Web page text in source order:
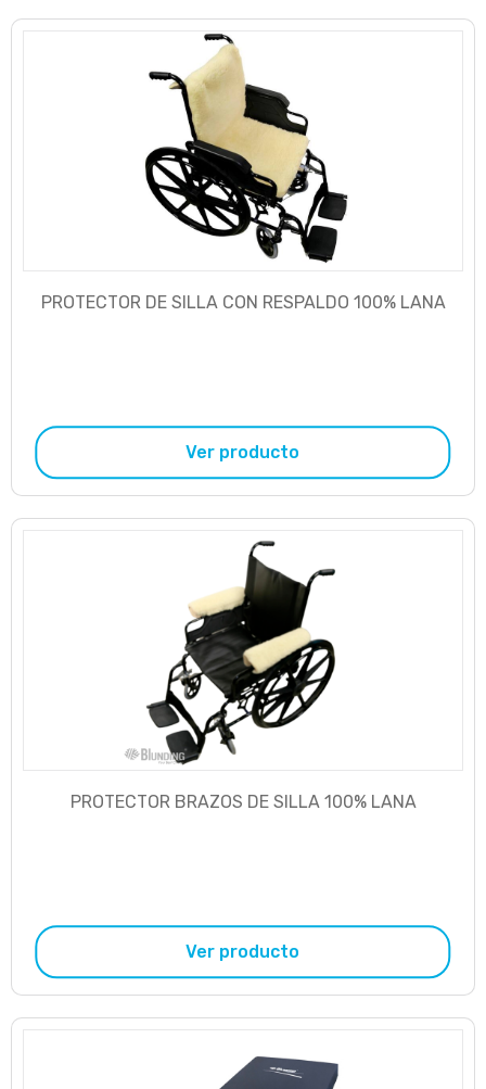
PROTECTOR DE SILLA CON RESPALDO 100% LANA
Ver producto
PROTECTOR BRAZOS DE SILLA 100% LANA
Ver producto